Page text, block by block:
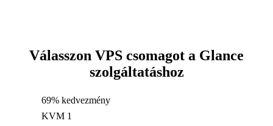
Válasszon VPS csomagot a Glance
szolgáltatáshoz
69% kedvezmény
KVM 1